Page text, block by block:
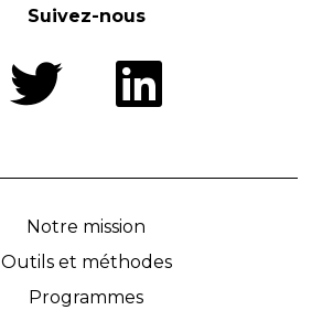
Suivez-nous
Notre mission
Outils et méthodes
Programmes